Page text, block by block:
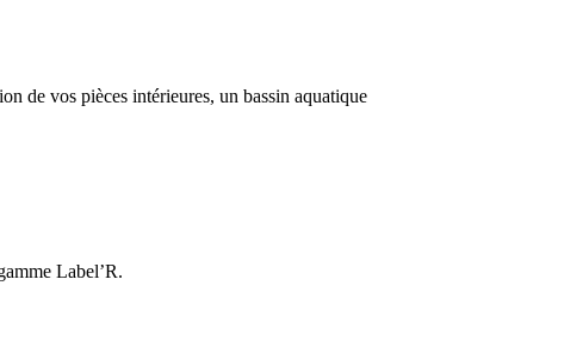
de vos pièces intérieures, un bassin aquatique
Label’R.